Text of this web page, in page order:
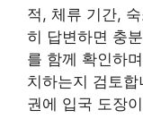
적, 체류 기간,
히 답변하면 충
를 함께 확인하
치하는지 검토
권에 입국 도장